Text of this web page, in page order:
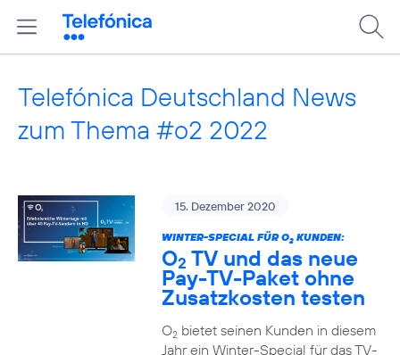
Telefónica Deutschland News
zum Thema #o2 2022
15. Dezember 2020
WINTER-SPECIAL FÜR O2KUNDEN:
O2 TV und das neue
Pay-TV-Paket ohne
Zusatzkosten testen
O2bietet seinen Kunden in diesem
Jahr ein Winter-Special für das TV-